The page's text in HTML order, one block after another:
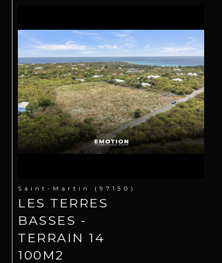
Saint-Martin (97150)
LES TERRES
BASSES -
TERRAIN 14
100M2